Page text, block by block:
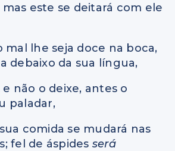
este se deitará com ele
mal lhe seja doce na boca,
debaixo da sua língua,
e não o deixe, antes o
paladar,
comida se mudará nas
fel de áspides será